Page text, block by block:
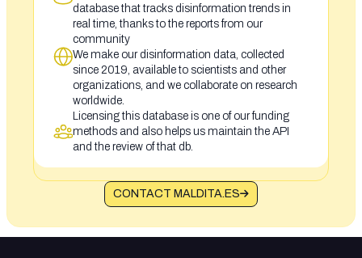
database that tracks disinformation trends in
real time, thanks to the reports from our
community
We make our disinformation data, collected
since 2019, available to scientists and other
organizations, and we collaborate on research
worldwide.
Licensing this database is one of our funding
methods and also helps us maintain the API
and the review of that db.
CONTACT MALDITA.ES